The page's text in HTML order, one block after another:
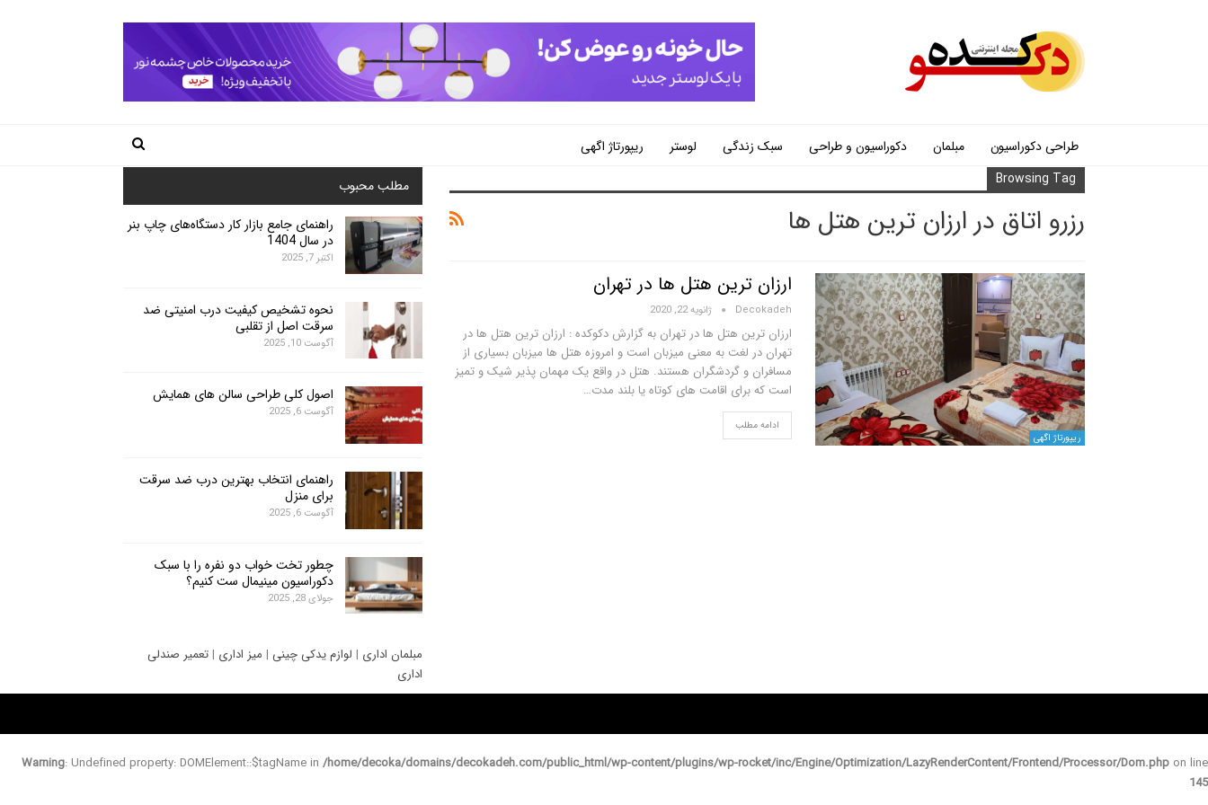
طراحی دکوراسیون مبلمان دکوراسیون و طراحی سبک زندگی لوستر
ریپورتاژ اگهی
Browsing Tag
رزرو اتاق در ارزان ترین هتل ها
ریپورتاژ اگهی
ارزان ترین هتل ها در تهران
Decokadeh ژانویه 22, 2020
ارزان ترین هتل ها در تهران به گزارش دکوکده : ارزان ترین هتل ها در
تهران در لغت به معنی میزبان است و امروزه هتل ها میزبان بسیاری از
مسافران و گردشگران هستند. هتل در واقع یک مهمان پذیر شیک و تمیز
است که برای اقامت های کوتاه یا بلند مدت…
ادامه مطلب
مطلب محبوب
راهنمای جامع بازار کار دستگاه‌های چاپ بنر
در سال 1404
اکتبر 7, 2025
نحوه تشخیص کیفیت درب امنیتی ضد
سرقت اصل از تقلبی
آگوست 10, 2025
اصول کلی طراحی سالن های همایش
آگوست 6, 2025
راهنمای انتخاب بهترین درب ضد سرقت
برای منزل
آگوست 6, 2025
چطور تخت خواب دو نفره را با سبک
دکوراسیون مینیمال ست کنیم؟
جولای 28, 2025
مبلمان اداری | لوازم یدکی چینی | میز اداری | تعمیر صندلی
اداری
Warning: Undefined property: DOMElement::$tagName in /home/decoka/domains/decokadeh.com/public_html/wp-content/plugins/wp-rocket/inc/Engine/Optimization/LazyRenderContent/Frontend/Processor/Dom.php on line
145